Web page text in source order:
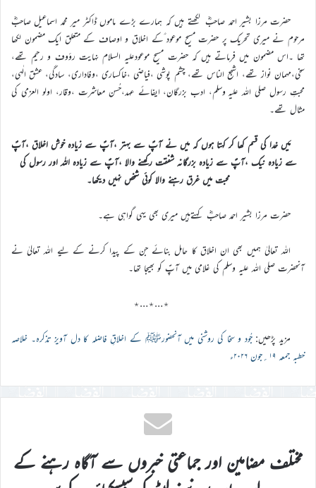
حضرت مرزا بشیر احمد صاحبؓ لکھتے ہیں کہ ہمارے بڑے ماموں ڈاکٹر میر محمد اسماعیل صاحبؓ
مرحوم نے میری تحریک پر حضرت مسیح موعود ؑکے اخلاق و اوصاف کے متعلق ایک مضمون لکھا
تھا ۔اس مضمون میں فرماتے ہیں کہ حضرت مسیح موعودعلیہ السلام نہایت رؤوف و رحیم تھے،
سخی،مہمان نواز تھے، اشجع الناس تھے، چشم پوشی ،فیاضی ،خاکساری ،وفاداری، سادگی، عشق الٰہی،
محبتِ رسول صلی اللہ علیہ وسلم، ادب بزرگان، ایفائے عہد،حُسن معاشرت ،وقار، اولو العزمی کی
مثال تھے۔
مَیں خدا کی قسم کھا کر کہتا ہوں کہ میں نے آپؑ سے بہتر ،آپؑ سے زیادہ خوش اخلاق ،آپؑ
سے زیادہ نیک ،آپؑ سے زیادہ بزرگانہ شفقت رکھنے والا ،آپؑ سے زیادہ اللہ اور رسول کی
محبت میں غرق رہنے والا کوئی شخص نہیں دیکھا۔
حضرت مرزا بشیر احمد صاحبؓ کہتےہیں میری بھی یہی گواہی ہے۔
اللہ تعالیٰ ہمیں بھی ان اخلاق کا حامل بنائے جن کے پیدا کرنے کے لیے اللہ تعالیٰ نے
آنحضرت صلی اللہ علیہ وسلم کی غلامی میں آپؑ کو بھیجا تھا۔
٭…٭…٭
مزید پڑھیں:جُود و سخا کی روشنی میں آنحضورﷺ کے اخلاقِ فاضلہ کا دل آویز تذکرہ۔ خلاصہ
خطبہ جمعہ ۱۹؍جون ۲۰۲۶ء
مختلف مضامین اور جماعتی خبروں سے آگاہ رہنے کے